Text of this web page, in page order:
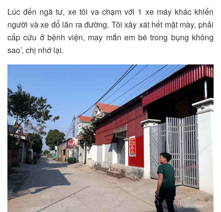
Lúc đến ngã tư, xe tôi va chạm với 1 xe máy khác khiến
người và xe đổ lăn ra đường. Tôi xây xát hết mặt mày, phải
cấp cứu ở bệnh viện, may mắn em bé trong bụng không
sao’, chị nhớ lại.